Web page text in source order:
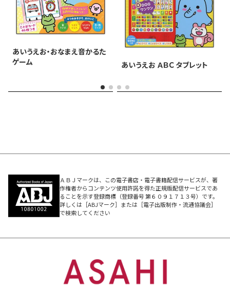
あいうえお・おなまえ音かるた
ゲーム
あいうえお ＡＢＣ タブレット
ＡＢＪマークは、この電子書店・電子書籍配信サービスが、著
作権者からコンテンツ使用許諾を得た正規版配信サービスであ
ることを示す登録商標（登録番号 第６０９１７１３号）です。
詳しくは［ABJマーク］または［電子出版制作・流通協議会］
で検索してください